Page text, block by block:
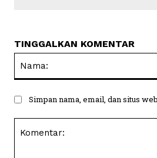
TINGGALKAN KOMENTAR
Simpan nama, email, dan situs